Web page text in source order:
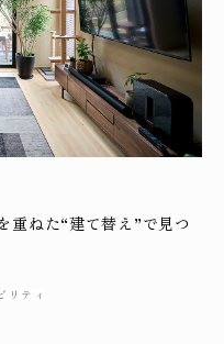
重ねた“建て替え”で見つ
リティ